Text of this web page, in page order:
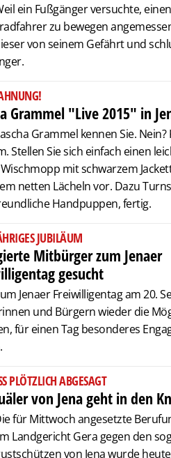
ein Fußgänger versuchte, einen
zu bewegen
von seinem Gefährt und
Grammel "Live 2015" in
Grammel kennen Sie.
Stellen Sie sich einfach einen
mit schwarzem
netten Lächeln vor. Dazu
Handpuppen, fertig.
JUBILÄUM
Mitbürger zum Jenaer
gesucht
Jenaer Freiwilligentag am 20.
und Bürgern wieder die
für einen Tag besonderes
PLÖTZLICH ABGESAGT
von Jena geht in den
für Mittwoch angesetzte
Landgericht Gera gegen den
von Jena wurde